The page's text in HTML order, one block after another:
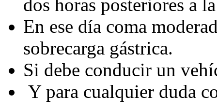
dos horas posteriores a
En ese día coma
sobrecarga gástrica.
Si debe conducir un
Y para cualquier duda